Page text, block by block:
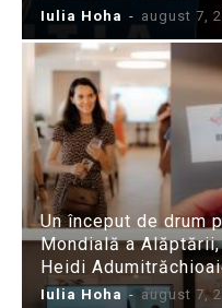
Iulia Hoha - august 7,
Un început de drum
Mondială a
Heidi
Iulia Hoha - august 7,